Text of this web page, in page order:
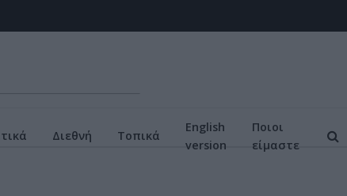
Διεθνή Τοπικά
English
version
Ποιοι
είμαστε